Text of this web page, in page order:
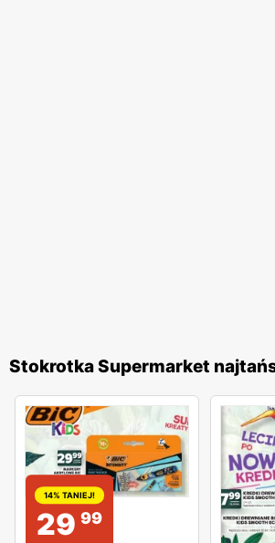
Stokrotka Supermarket
14% TANIEJ!
29 99